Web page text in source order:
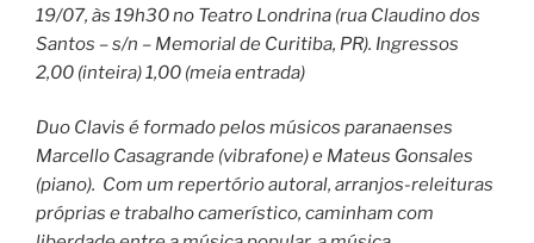
19/07, às 19h30 no Teatro Londrina (rua Claudino dos
Santos – s/n – Memorial de Curitiba, PR). Ingressos
2,00 (inteira) 1,00 (meia entrada)
Duo Clavis é formado pelos músicos paranaenses
Marcello Casagrande (vibrafone) e Mateus Gonsales
(piano). Com um repertório autoral, arranjos-releituras
próprias e trabalho camerístico, caminham com